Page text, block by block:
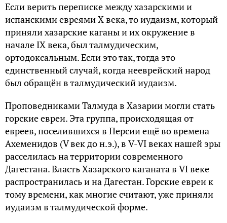
Если верить переписке между хазарскими и
испанскими евреями X века, то иудаизм, который
приняли хазарские каганы и их окружение в
начале IX века, был талмудическим,
ортодоксальным. Если это так, тогда это
единственный случай, когда нееврейский народ
был обращён в талмудический иудаизм.
Проповедниками Талмуда в Хазарии могли стать
горские евреи. Эта группа, происходящая от
евреев, поселившихся в Персии ещё во времена
Ахеменидов (V век до н.э.), в V-VI веках нашей эры
расселилась на территории современного
Дагестана. Власть Хазарского каганата в VI веке
распространилась и на Дагестан. Горские евреи к
тому времени, как многие считают, уже приняли
иудаизм в талмудической форме.